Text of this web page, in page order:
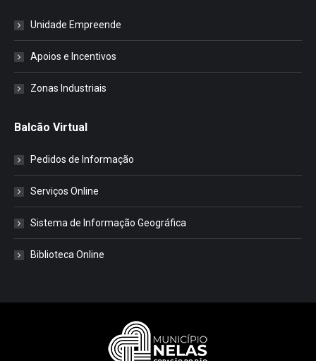
Unidade Empreende
Apoios e Incentivos
Zonas Industriais
Balcão Virtual
Pedidos de Informação
Serviços Online
Sistema de Informação Geográfica
Biblioteca Online